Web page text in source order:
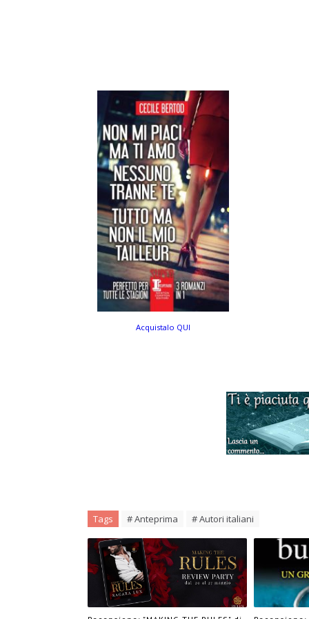
Acquistalo QUI
Tags # Anteprima # Autori italiani